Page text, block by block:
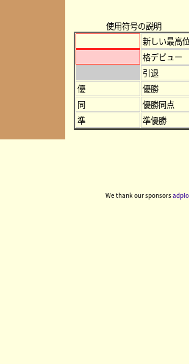
使用符号の説明
新しい最高
格デビュー
引退
優
優勝
同
優勝同点
準
準優勝
We thank our sponsors